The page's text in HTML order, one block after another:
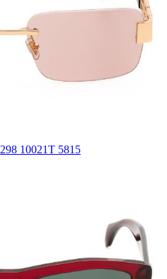
10021T 5815